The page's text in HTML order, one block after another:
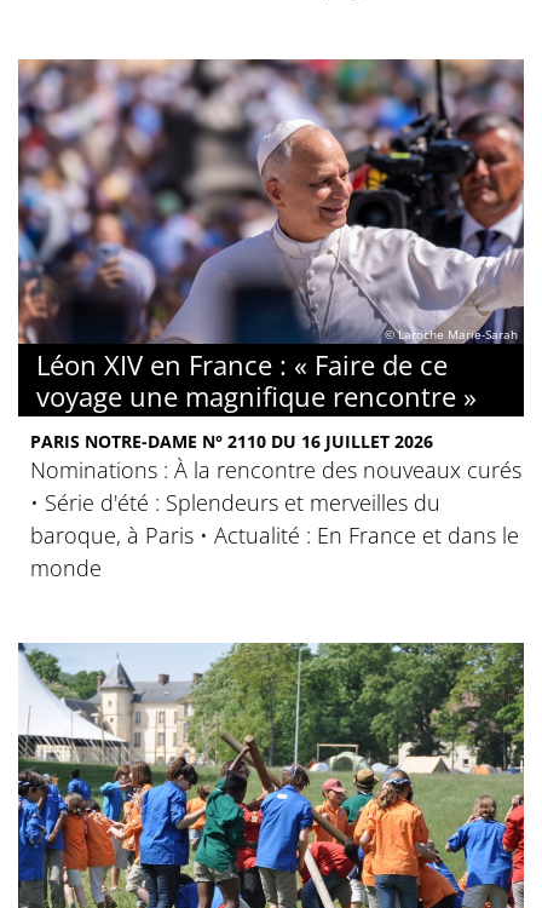
© Laroche Marie-Sarah
Léon XIV en France : « Faire de ce
voyage une magnifique rencontre »
PARIS NOTRE-DAME N° 2110 DU 16 JUILLET 2026
Nominations : À la rencontre des nouveaux curés
• Série d'été : Splendeurs et merveilles du
baroque, à Paris • Actualité : En France et dans le
monde